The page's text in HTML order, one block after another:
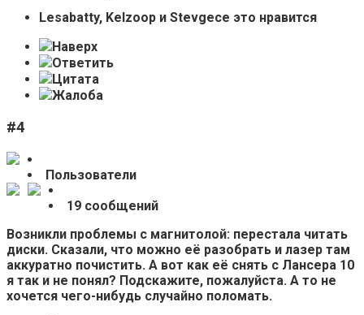
Lesabatty, Kelzoop и Stevgece это нравится
Наверх
Ответить
Цитата
Жалоба
#4
Пользователи
19 сообщений
Возникли проблемы с магнитолой: перестала читать
диски. Сказали, что можно её разобрать и лазер там
аккуратно почистить. А вот как её снять с Лансера 10
я так и не понял? Подскажите, пожалуйста. А то не
хочется чего-нибудь случайно поломать.